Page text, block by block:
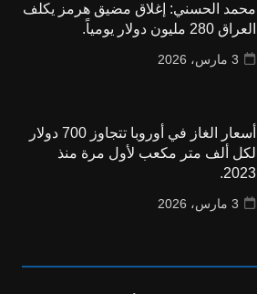
محمد الحسني: إغلاق مضيق هرمز يكلف
العراق 280 مليون دولار يومياً.
3 مارس، 2026
أسعار الغاز في أوروبا تتجاوز 700 دولار
لكل ألف متر مكعب لأول مرة منذ
2023.
3 مارس، 2026